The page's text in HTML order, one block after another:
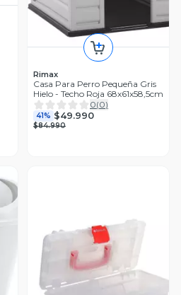
Rimax
Casa Para Perro Pequeña Gris
Hielo - Techo Roja 68x61x58,5cm
0(0)
41% $49.990
$84.990